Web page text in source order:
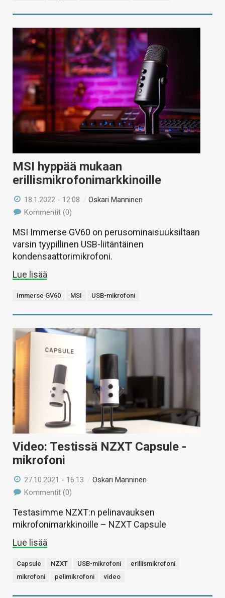
MSI hyppää mukaan
erillismikrofonimarkkinoille
18.1.2022 - 12:08 /Oskari Manninen
Kommentit (0)
MSI Immerse GV60 on perusominaisuuksiltaan
varsin tyypillinen USB-liitäntäinen
kondensaattorimikrofoni.
Lue lisää
Immerse GV60 MSI USB-mikrofoni
Video: Testissä NZXT Capsule -
mikrofoni
27.10.2021 - 16:13 /Oskari Manninen
Kommentit (0)
Testasimme NZXT:n pelinavauksen
mikrofonimarkkinoille – NZXT Capsule
Lue lisää
Capsule NZXT USB-mikrofoni
erillismikrofoni
mikrofoni
pelimikrofoni video